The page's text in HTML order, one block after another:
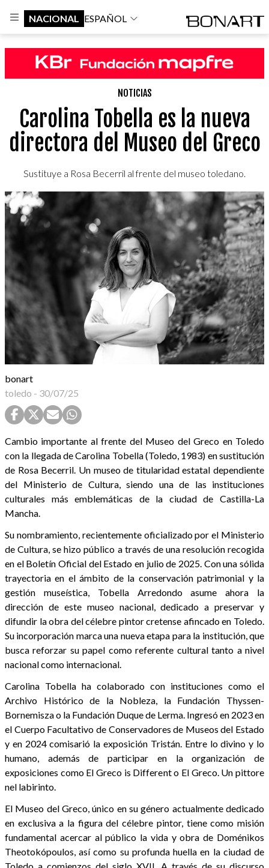
NACIONAL ESPAÑOL
NOTICIAS
Carolina Tobella es la nueva
directora del Museo del Greco
Sustituye a Rosa Becerril al frente del museo toledano.
bonart
toledo - 30/07/25
Cambio importante al frente del Museo del Greco en Toledo
con la llegada de Carolina Tobella (Toledo, 1983) en sustitución
de Rosa Becerril. Un museo de titularidad estatal dependiente
del Ministerio de Cultura, siendo una de las instituciones
culturales más emblemáticas de la ciudad de Castilla-La
Mancha.
Su nombramiento, recientemente oficializado por el Ministerio
de Cultura, se hizo público a través de una resolución recogida
en el Boletín Oficial del Estado en julio de 2025. Con una sólida
trayectoria en el ámbito de la conservación patrimonial y la
gestión museística, Tobella Arredondo asume ahora la
dirección de este museo nacional, dedicado a preservar y
difundir la obra del célebre pintor cretense afincado en Toledo.
Su incorporación marca una nueva etapa para la institución, que
busca reforzar su papel como referente cultural tanto a nivel
nacional como internacional.
Carolina Tobella ha colaborado con instituciones como el
Archivo Histórico de la Nobleza, la Fundación Thyssen-
Bornemisza o la Fundación Duque de Lerma. Ingresó en 2023 en
el Cuerpo Facultativo de Conservadores de Museos del Estado
y en 2024 comisarió la exposición Tristán. Entre lo divino y lo
humano, además de participar en la organización de
exposiciones como El Greco is Different o El Greco. Un pittore
nel labirinto.
El Museo del Greco, único en su género actualmente dedicado
en exclusiva a la figura del célebre pintor, tiene como misión
fundamental acercar al público la vida y obra de Doménikos
Theotokópoulos, así como su profunda huella en la ciudad de
Toledo a comienzos del siglo XVII. A través de su discurso